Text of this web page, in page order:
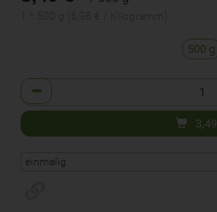
500 g
Anzahl
3,49